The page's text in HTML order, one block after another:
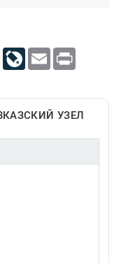
Odnoklassniki
LiveJournal
Email Print
УЗЕЛ